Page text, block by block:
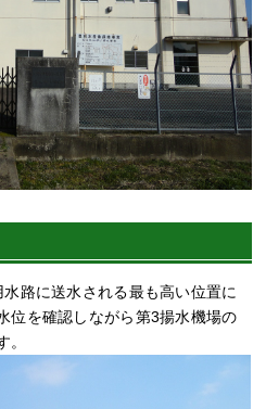
路に送水される最も高い位置に
位を確認しながら第3揚水機場の
。